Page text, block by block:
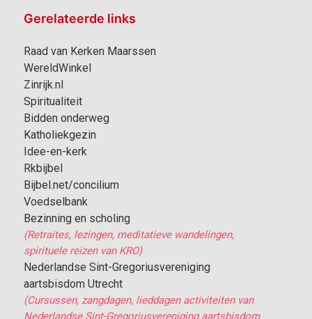
Gerelateerde links
Raad van Kerken Maarssen
WereldWinkel
Zinrijk.nl
Spiritualiteit
Bidden onderweg
Katholiekgezin
Idee-en-kerk
Rkbijbel
Bijbel.net/concilium
Voedselbank
Bezinning en scholing
(Retraites, lezingen, meditatieve wandelingen,
spirituele reizen van KRO)
Nederlandse Sint-Gregoriusvereniging
aartsbisdom Utrecht
(Cursussen, zangdagen, lieddagen activiteiten van
Nederlandse Sint-Gregoriusvereniging aartsbisdom